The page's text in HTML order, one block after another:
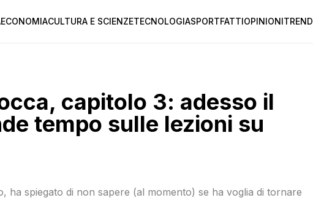
ECONOMIACULTURA E SCIENZETECNOLOGIASPORTFATTIOPINIONITREND
capitolo 3: adesso il
tempo sulle lezioni su
ha spiegato di non sapere (al momento) se ha voglia di tornare